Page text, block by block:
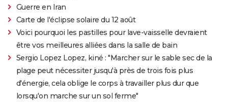
Guerre en Iran
Carte de l'éclipse solaire du 12 août
Voici pourquoi les pastilles pour lave-vaisselle devraient
être vos meilleures alliées dans la salle de bain
Sergio Lopez Lopez, kiné : "Marcher sur le sable sec de la
plage peut nécessiter jusqu'à près de trois fois plus
d'énergie, cela oblige le corps à travailler plus dur que
lorsqu'on marche sur un sol ferme"